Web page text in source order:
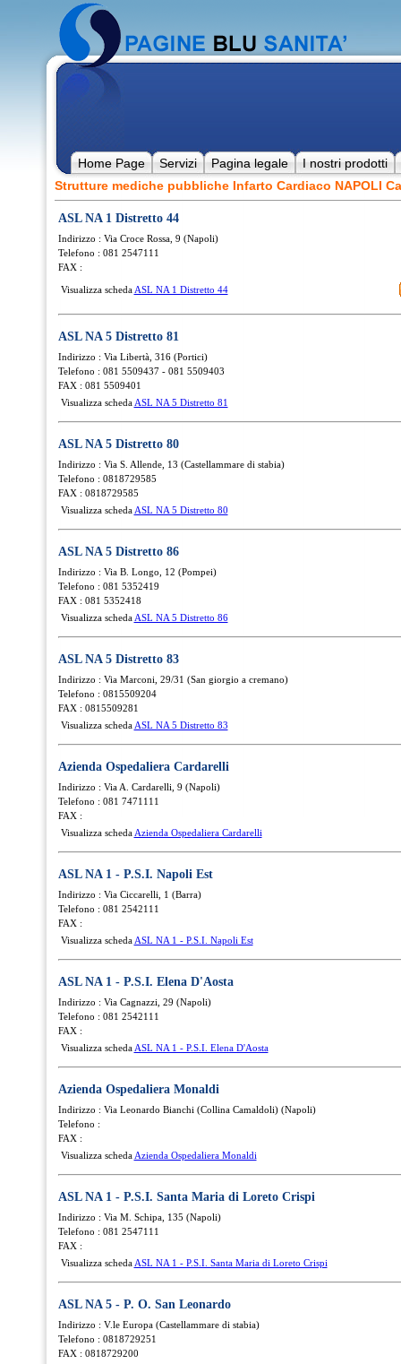
Home Page Servizi Pagina legale
I nostri prodotti
Strutture mediche pubbliche Infarto Cardiaco NAPOLI
ASL NA 1 Distretto 44
Indirizzo : Via Croce Rossa, 9 (Napoli)
Telefono : 081 2547111
FAX :
Visualizza scheda ASL NA 1 Distretto 44
ASL NA 5 Distretto 81
Indirizzo : Via Libertà, 316 (Portici)
Telefono : 081 5509437 - 081 5509403
FAX : 081 5509401
Visualizza scheda ASL NA 5 Distretto 81
ASL NA 5 Distretto 80
Indirizzo : Via S. Allende, 13 (Castellammare di stabia)
Telefono : 0818729585
FAX : 0818729585
Visualizza scheda ASL NA 5 Distretto 80
ASL NA 5 Distretto 86
Indirizzo : Via B. Longo, 12 (Pompei)
Telefono : 081 5352419
FAX : 081 5352418
Visualizza scheda ASL NA 5 Distretto 86
ASL NA 5 Distretto 83
Indirizzo : Via Marconi, 29/31 (San giorgio a cremano)
Telefono : 0815509204
FAX : 0815509281
Visualizza scheda ASL NA 5 Distretto 83
Azienda Ospedaliera Cardarelli
Indirizzo : Via A. Cardarelli, 9 (Napoli)
Telefono : 081 7471111
FAX :
Visualizza scheda Azienda Ospedaliera Cardarelli
ASL NA 1 - P.S.I. Napoli Est
Indirizzo : Via Ciccarelli, 1 (Barra)
Telefono : 081 2542111
FAX :
Visualizza scheda ASL NA 1 - P.S.I. Napoli Est
ASL NA 1 - P.S.I. Elena D'Aosta
Indirizzo : Via Cagnazzi, 29 (Napoli)
Telefono : 081 2542111
FAX :
Visualizza scheda ASL NA 1 - P.S.I. Elena D'Aosta
Azienda Ospedaliera Monaldi
Indirizzo : Via Leonardo Bianchi (Collina Camaldoli) (Napoli)
Telefono :
FAX :
Visualizza scheda Azienda Ospedaliera Monaldi
ASL NA 1 - P.S.I. Santa Maria di Loreto Crispi
Indirizzo : Via M. Schipa, 135 (Napoli)
Telefono : 081 2547111
FAX :
Visualizza scheda ASL NA 1 - P.S.I. Santa Maria di Loreto Crispi
ASL NA 5 - P. O. San Leonardo
Indirizzo : V.le Europa (Castellammare di stabia)
Telefono : 0818729251
FAX : 0818729200